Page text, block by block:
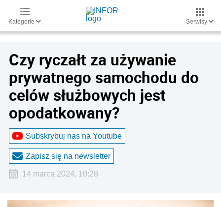
Kategorie Serwisy
Czy ryczałt za używanie
prywatnego samochodu do
celów służbowych jest
opodatkowany?
Subskrybuj nas na Youtube
Zapisz się na newsletter
14 marca 2024, 10:28